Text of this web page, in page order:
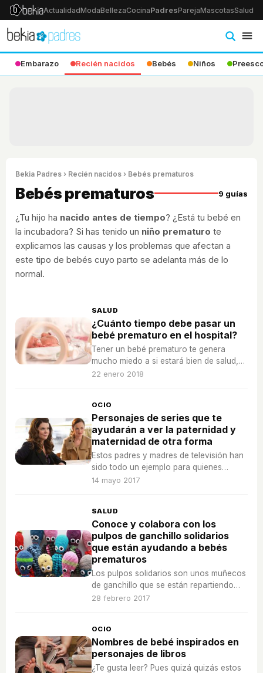
ActualidadModaBellezaCocinaPadresParejaMascotasSalud
Embarazo Recién nacidos Bebés Niños
Bekia Padres › Recién nacidos › Bebés prematuros
Bebés prematuros 9 guías
¿Tu hijo ha nacido antes de tiempo? ¿Está tu bebé en
la incubadora? Si has tenido un niño prematuro te
explicamos las causas y los problemas que afectan a
este tipo de bebés cuyo parto se adelanta más de lo
normal.
SALUD
¿Cuánto tiempo debe pasar un
bebé prematuro en el hospital?
Tener un bebé prematuro te genera
mucho miedo a si estará bien de salud,
pero también la pena de no poder volver
22 enero 2018
OCIO
Personajes de series que te
ayudarán a ver la paternidad y
maternidad de otra forma
Estos padres y madres de televisión han
sido todo un ejemplo para quienes
tenemos hijos e hijas, os explicamos por
14 mayo 2017
SALUD
Conoce y colabora con los
pulpos de ganchillo solidarios
que están ayudando a bebés
prematuros
Los pulpos solidarios son unos muñecos
de ganchillo que se están repartiendo
para ayudar a los bebés prematuros a
28 febrero 2017
OCIO
Nombres de bebé inspirados en
personajes de libros
¿Te gusta leer? Pues quizá quizás estos